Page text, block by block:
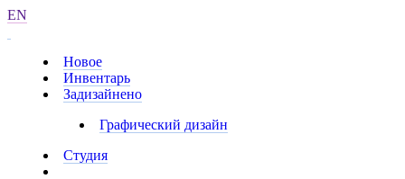
EN
Новое
Инвентарь
Задизайнено
Графический дизайн
Студия